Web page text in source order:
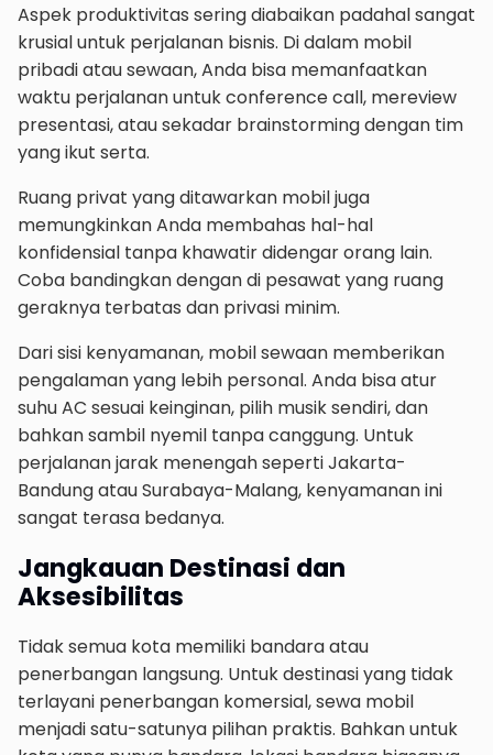
Aspek produktivitas sering diabaikan padahal sangat
krusial untuk perjalanan bisnis. Di dalam mobil
pribadi atau sewaan, Anda bisa memanfaatkan
waktu perjalanan untuk conference call, mereview
presentasi, atau sekadar brainstorming dengan tim
yang ikut serta.
Ruang privat yang ditawarkan mobil juga
memungkinkan Anda membahas hal-hal
konfidensial tanpa khawatir didengar orang lain.
Coba bandingkan dengan di pesawat yang ruang
geraknya terbatas dan privasi minim.
Dari sisi kenyamanan, mobil sewaan memberikan
pengalaman yang lebih personal. Anda bisa atur
suhu AC sesuai keinginan, pilih musik sendiri, dan
bahkan sambil nyemil tanpa canggung. Untuk
perjalanan jarak menengah seperti Jakarta-
Bandung atau Surabaya-Malang, kenyamanan ini
sangat terasa bedanya.
Jangkauan Destinasi dan
Aksesibilitas
Tidak semua kota memiliki bandara atau
penerbangan langsung. Untuk destinasi yang tidak
terlayani penerbangan komersial, sewa mobil
menjadi satu-satunya pilihan praktis. Bahkan untuk